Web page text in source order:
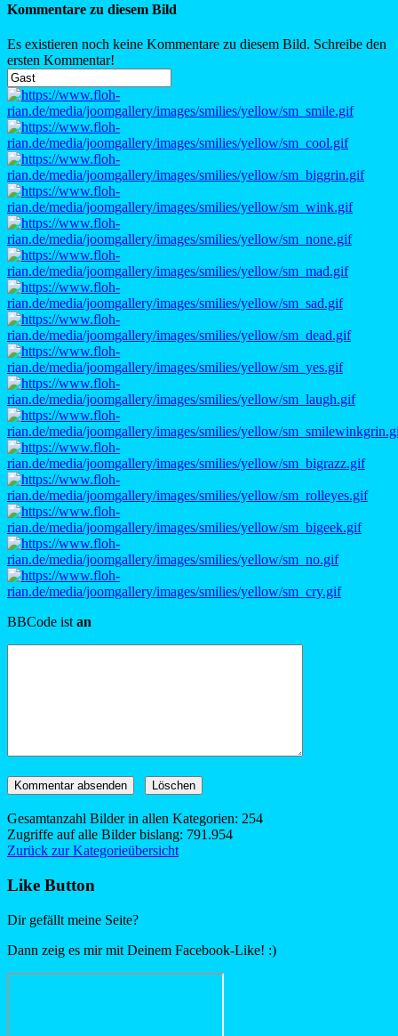
Kommentare zu diesem Bild
Es existieren noch keine Kommentare zu diesem Bild. Schreibe den
ersten Kommentar!
BBCode ist an
Gesamtanzahl Bilder in allen Kategorien: 254
Zugriffe auf alle Bilder bislang: 791.954
Zurück zur Kategorieübersicht
Like Button
Dir gefällt meine Seite?
Dann zeig es mir mit Deinem Facebook-Like! :)